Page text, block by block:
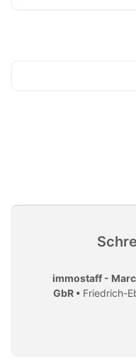
immostaff -
GbR • Friedrich-